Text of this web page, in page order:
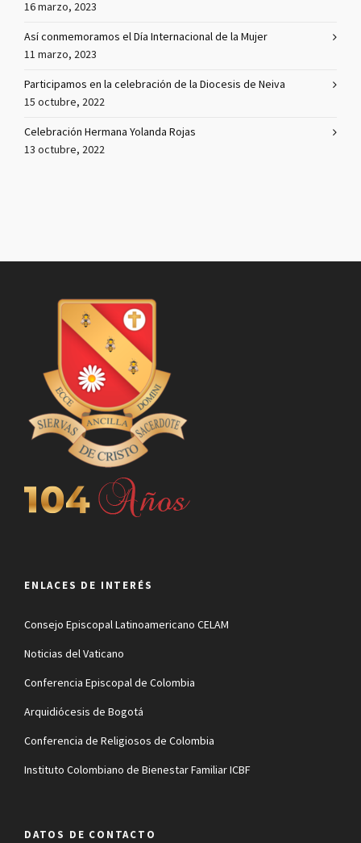
16 marzo, 2023
Así conmemoramos el Día Internacional de la Mujer
11 marzo, 2023
Participamos en la celebración de la Diocesis de Neiva
15 octubre, 2022
Celebración Hermana Yolanda Rojas
13 octubre, 2022
ENLACES DE INTERÉS
Consejo Episcopal Latinoamericano CELAM
Noticias del Vaticano
Conferencia Episcopal de Colombia
Arquidiócesis de Bogotá
Conferencia de Religiosos de Colombia
Instituto Colombiano de Bienestar Familiar ICBF
DATOS DE CONTACTO